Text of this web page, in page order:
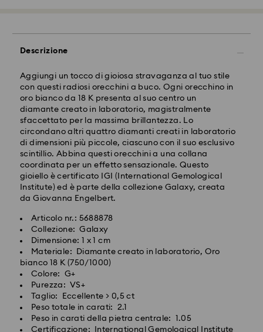
Descrizione
Aggiungi un tocco di gioiosa stravaganza al tuo stile
con questi radiosi orecchini a buco. Ogni orecchino in
oro bianco da 18 K presenta al suo centro un
diamante creato in laboratorio, magistralmente
sfaccettato per la massima brillantezza. Lo
circondano altri quattro diamanti creati in laboratorio
di dimensioni più piccole, ciascuno con il suo esclusivo
scintillio. Abbina questi orecchini a una collana
coordinata per un effetto sensazionale. Questo
gioiello è certificato IGI (International Gemological
Institute) ed è parte della collezione Galaxy, creata
da Giovanna Engelbert.
Articolo nr.: 5688878
Collezione: Galaxy
Dimensione: 1 x 1 cm
Materiale: Diamante creato in laboratorio, Oro
bianco 18 K (750/1000)
Colore: G+
Purezza: VS+
Taglio: Eccellente > 0,5 ct
Peso totale in carati: 2.1
Peso in carati della pietra centrale: 1.05
Certificazione: International Gemological Institute
Spedizione standard - SwissPost
Gli ordini inoltrati dal lunedì al venerdì entro le ore
17:00 CET verranno elaborati e spediti lo stesso giorno
lavorativo.
Tempi di spedizione: 2 giorni lavorativi dopo
Costo di spedizione: CHF 8.95
Spedizione gratuita per ordini superiori a: CHF 110
Swarovski non è in grado di effettuare consegne a
caselle postali o indirizzi APO/FPO. Gli articoli
rimangono di proprietà di Swarovski fino alla
ricezione del pagamento finale.
Per i prodotti Crystal Myriad, su licenza e Creators
I vostri gioielli con Swarovski Created Diamonds sono
preziosi. Seguendo alcuni semplici passaggi, potete
mantenerne la brillantezza eccezionale.
Per iniziare, assicuratevi di pulire i vostri gioielli dopo
ogni utilizzo; usate un panno asciutto e privo di
lanugine per rimuovere eventuali tracce di unto o
sporco che potrebbero essersi trasferite dalla vostra